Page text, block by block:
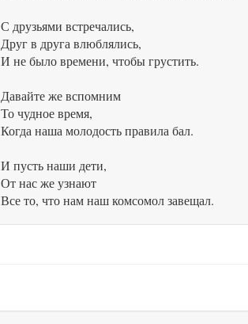
С друзьями встречались,
Друг в друга влюблялись,
И не было времени, чтобы грустить.
Давайте же вспомним
То чудное время,
Когда наша молодость правила бал.
И пусть наши дети,
От нас же узнают
Все то, что нам наш комсомол завещал.